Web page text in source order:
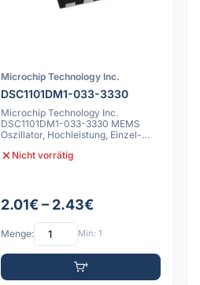
Microchip Technology Inc.
DSC1101DM1-033-3330
Microchip Technology Inc.
DSC1101DM1-033-3330 MEMS
Oszillator, Hochleistung, Einzel-
Nicht vorrätig
2.01€ – 2.43€
Menge: Min: 1